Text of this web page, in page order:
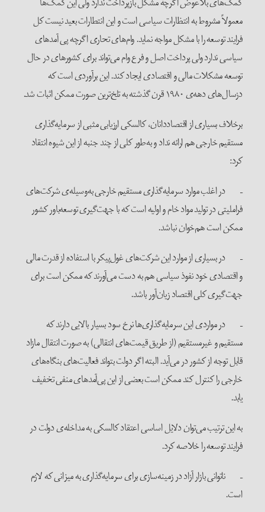
معمولاً مشروط به انتظارات سیاسی است و این انتطارات بعید نیست کل
فرایند توسعه را با مشکل مواجه نماید. وام‌های تحاری اگرچه پی آمدهای
سیاسی ندارد ولی پرداخت اصل و فرع وام می‌تواند برای کشورهای در حال
توسعه مشکلات مالی و اقتصادی ایجاد کند. این برآوردی است که
دزسال‌های دهه‌ی ۱۹۸۰ قرن گذشته به تلخ‌ترین صورت ممکن اثبات شد.
برخلاف بسیاری از اقتصاددانان، کالسکی ارزیابی مثبی از سرمایه‌گذاری
مستقیم خارجی هم ارائه نداد و به‌طور کلی از چند جنبه از این شیوه انتقاد
کرد:
– در اغلب موارد سرمایه‌گذاری مستقیم خارجی به‌وسیله‌ی شرکت‌های
فراملیتی در تولید مواد خام و اولیه است که با جهت‌گیری توسعه‌باور کشور
ممکن است هم‌خوان نباشد.
– در بسیاری از موارد این شرکت‌های غول‌پیکر با استفاده از قدرت مالی
و اقتصادی خود نفوذ سیاسی هم به دست می‌آورند که ممکن است برای
جهت‌گیری کلی اقتصاد زیان‌آور باشد.
– در مواردی این سرمایه‌گذاری‌ها نرخ سود بسیار بالایی دارند که
مستقیم و غیرمستقیم (از طریق قیمت‌های انتقالی) به صورت انتقال مازاد
قابل توجه از کشور در می‌آید. البته اگر دولت بتواند فعالیت‌های بنگاه‌های
خارجی را کنترل کند ممکن است بعضی از این پی‌آمدهای منفی تخفیف
یابد.
به این ترتیب می‌توان دلایل اساسی اعتقاد کالسکی به مداخله‌ی دولت در
فرایند توسعه را خلاصه کرد.
– ناتوانی بازار آزاد در زمینه‌سازی برای سرمایه‌گذاری به میزانی که لازم
است.